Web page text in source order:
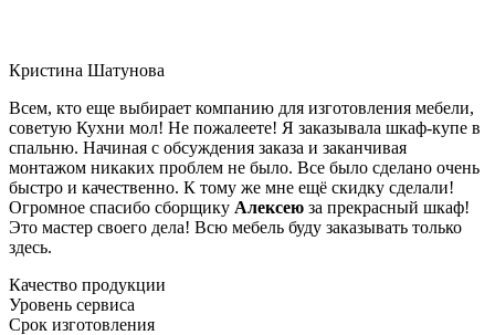
Кристина Шатунова
Всем, кто еще выбирает компанию для изготовления мебели,
советую Кухни мол! Не пожалеете! Я заказывала шкаф-купе в
спальню. Начиная с обсуждения заказа и заканчивая
монтажом никаких проблем не было. Все было сделано очень
быстро и качественно. К тому же мне ещё скидку сделали!
Огромное спасибо сборщику Алексею за прекрасный шкаф!
Это мастер своего дела! Всю мебель буду заказывать только
здесь.
Качество продукции
Уровень сервиса
Срок изготовления